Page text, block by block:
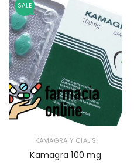
de
deseos
SALE
KAMAGRA Y CIALIS
Kamagra 100 mg